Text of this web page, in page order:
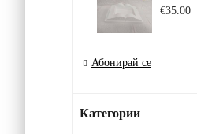
€35.00
Абонирай се
Категории